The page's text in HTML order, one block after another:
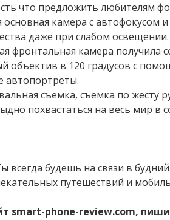
что предложить любителям
основная камера с автофокусом
даже при слабом освещении.
фронтальная камера получила
объектив в 120 градусов с
автопортреты.
съемка, съемка по жесту
похвастаться на весь мир в
всегда будешь на связи в
путешествий и
smart-phone-review.com,